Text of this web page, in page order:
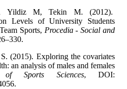
Yildiz M, Tekin M. (2012).
Levels of University Students
Sports, Procedia - Social and
(2015). Exploring the covariates
an analysis of males and females
of Sports Sciences, DOI: